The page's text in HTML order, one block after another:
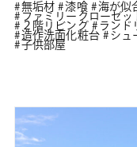
無垢材 漆喰 海が似
ファミリークローゼッ
２階リビング
ランド
造作洗面化粧台
シュ
子供部屋